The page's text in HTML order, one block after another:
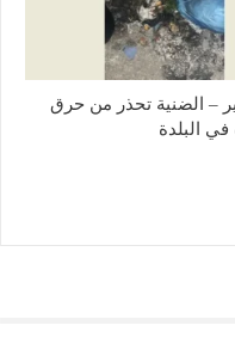
– الضنية تحذر من حرق
في البلدة